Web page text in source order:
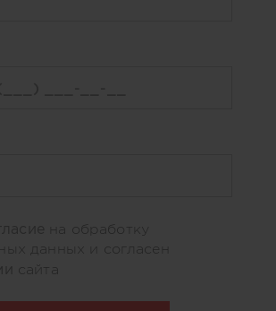
на обработку
данных и согласен
сайта